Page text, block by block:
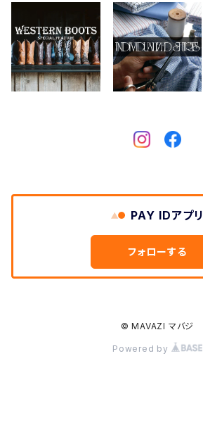
Crescent Down Works
FERNAND LEATHER
PAY IDアプリ
フォローする
© MAVAZI マバジ
Powered by